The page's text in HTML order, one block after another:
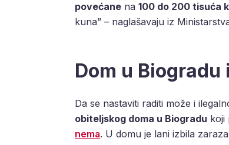
povećane na 100 do 200 tisuća
kuna” – naglašavaju iz
Dom u
Da se nastaviti raditi može i
obiteljskog doma u Biogradu koji
nema. U domu je lani izbila